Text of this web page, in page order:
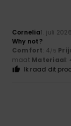
Cornelia1. juli 2026
Why not?
Comfort: 4/5
maat Materiaal:
Ik raad dit